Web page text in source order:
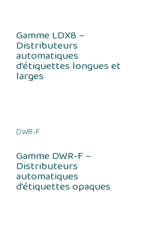
Gamme LDX8 –
Distributeurs
automatiques
d’étiquettes longues et
larges
DWR-F
Gamme DWR-F –
Distributeurs
automatiques
d'étiquettes opaques